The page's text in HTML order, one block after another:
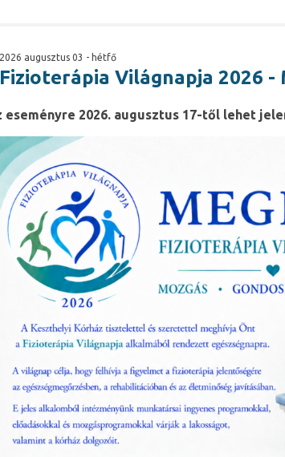
2026 augusztus 03 - hétfő
Fizioterápia Világnapja 2026 -
eseményre 2026. augusztus 17-től lehet